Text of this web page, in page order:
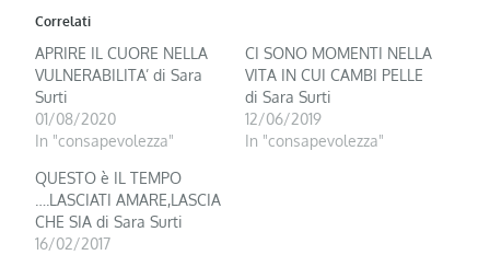
Correlati
APRIRE IL CUORE NELLA
VULNERABILITA’ di Sara
Surti
01/08/2020
In "consapevolezza"
CI SONO MOMENTI NELLA
VITA IN CUI CAMBI PELLE
di Sara Surti
12/06/2019
In "consapevolezza"
QUESTO è IL TEMPO
….LASCIATI AMARE,LASCIA
CHE SIA di Sara Surti
16/02/2017